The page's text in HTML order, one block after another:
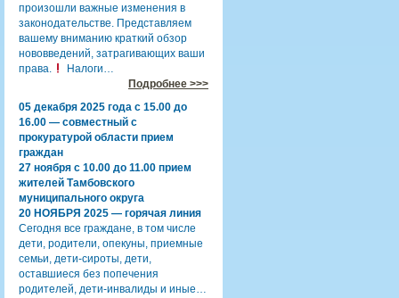
произошли важные изменения в
законодательстве. Представляем
вашему вниманию краткий обзор
нововведений, затрагивающих ваши
права.
Налоги…
Подробнее >>>
05 декабря 2025 года с 15.00 до
16.00 — совместный с
прокуратурой области прием
граждан
27 ноября с 10.00 до 11.00 прием
жителей Тамбовского
муниципального округа
20 НОЯБРЯ 2025 — горячая линия
Сегодня все граждане, в том числе
дети, родители, опекуны, приемные
семьи, дети-сироты, дети,
оставшиеся без попечения
родителей, дети-инвалиды и иные…